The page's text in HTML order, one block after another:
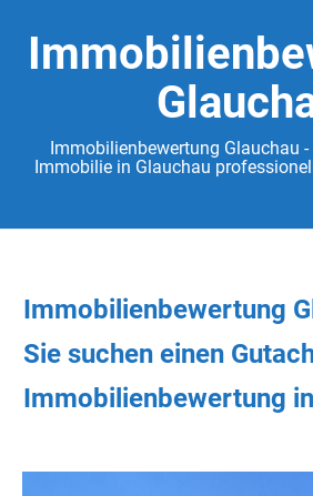
Immobilienbewertung Glauchau -
Immobilie in Glauchau
Immobilienbewertung
Sie suchen einen
Immobilienbewertung